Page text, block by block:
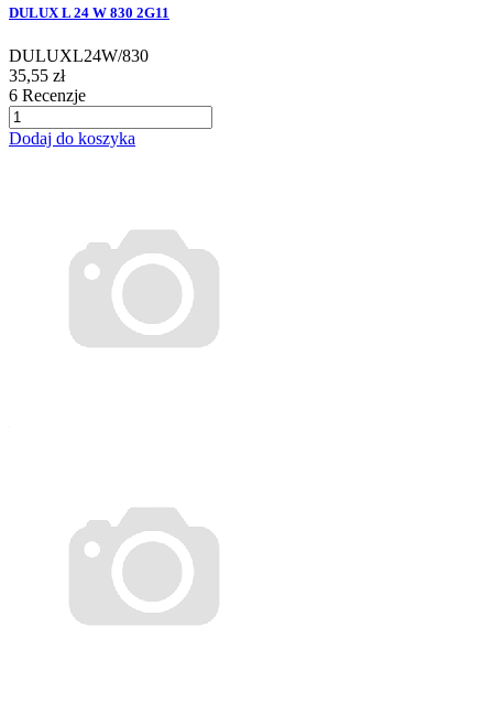
DULUX L 24 W 830 2G11
DULUXL24W/830
35,55 zł
6 Recenzje
Dodaj do koszyka